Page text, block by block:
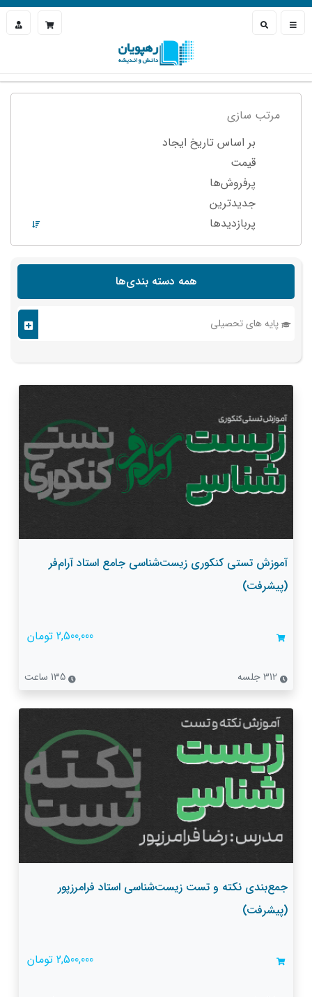
مرتب سازی
بر اساس تاریخ ایجاد
قیمت
پرفروش‌ها
جدیدترین
پربازدید‌ها
همه دسته بندی‌ها
پایه های تحصیلی
آموزش تستی کنکوری زیست‌شناسی جامع استاد آرام‌فر
(پیشرفت)
2,500,000 تومان
جمع‌بندی نکته و تست زیست‌شناسی استاد فرامرزپور
(پیشرفت)
2,500,000 تومان